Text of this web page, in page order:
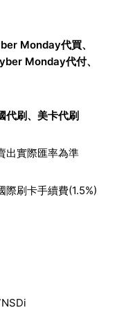
Monday代買、
Monday代付、
代刷、 美卡代刷
出實際匯率為準
際刷卡手續費(1.5%)